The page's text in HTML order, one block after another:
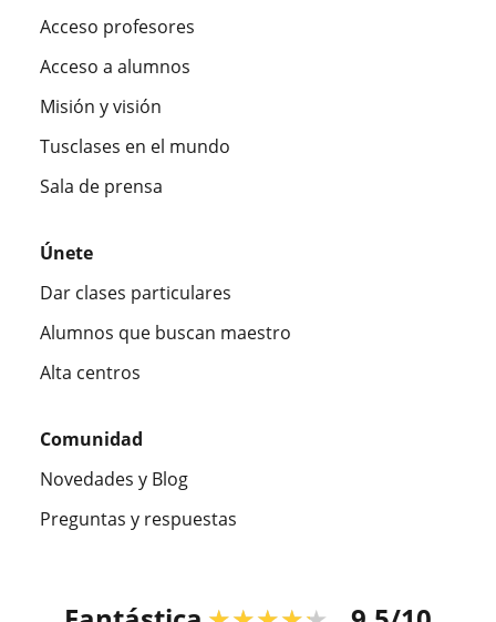
Acceso profesores
Acceso a alumnos
Misión y visión
Tusclases en el mundo
Sala de prensa
Únete
Dar clases particulares
Alumnos que buscan maestro
Alta centros
Comunidad
Novedades y Blog
Preguntas y respuestas